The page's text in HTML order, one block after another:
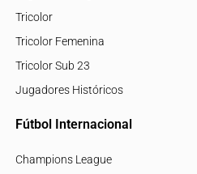
Tricolor
Tricolor Femenina
Tricolor Sub 23
Jugadores Históricos
Fútbol Internacional
Champions League